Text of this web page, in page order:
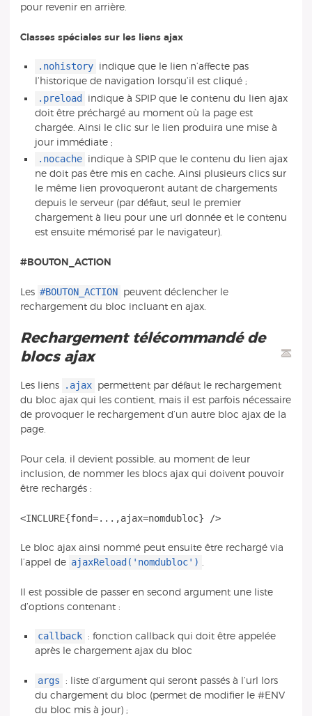
pour revenir en arrière.
Classes spéciales sur les liens ajax
.nohistory
indique que le lien n’affecte pas
l’historique de navigation lorsqu’il est cliqué ;
.preload
indique à SPIP que le contenu du lien ajax
doit être préchargé au moment où la page est
chargée. Ainsi le clic sur le lien produira une mise à
jour immédiate ;
.nocache
indique à SPIP que le contenu du lien ajax
ne doit pas être mis en cache. Ainsi plusieurs clics sur
le même lien provoqueront autant de chargements
depuis le serveur (par défaut, seul le premier
chargement à lieu pour une url donnée et le contenu
est ensuite mémorisé par le navigateur).
#BOUTON_ACTION
Les #BOUTON_ACTION peuvent déclencher le
rechargement du bloc incluant en ajax.
Rechargement télécommandé de
blocs ajax
Les liens .ajax permettent par défaut le rechargement
du bloc ajax qui les contient, mais il est parfois nécessaire
de provoquer le rechargement d’un autre bloc ajax de la
page.
Pour cela, il devient possible, au moment de leur
inclusion, de nommer les blocs ajax qui doivent pouvoir
être rechargés :
<INCLURE{fond=...,ajax=nomdubloc} />
Le bloc ajax ainsi nommé peut ensuite être rechargé via
l’appel de ajaxReload('nomdubloc') .
Il est possible de passer en second argument une liste
d’options contenant :
callback : fonction callback qui doit être appelée
après le chargement ajax du bloc
args : liste d’argument qui seront passés à l’url lors
du chargement du bloc (permet de modifier le #ENV
du bloc mis à jour) ;